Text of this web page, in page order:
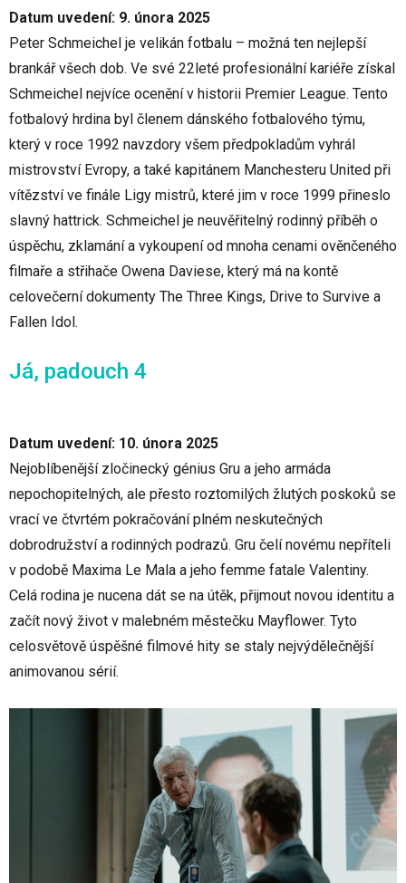
Datum uvedení: 9. února 2025
Peter Schmeichel je velikán fotbalu – možná ten nejlepší
brankář všech dob. Ve své 22leté profesionální kariéře získal
Schmeichel nejvíce ocenění v historii Premier League. Tento
fotbalový hrdina byl členem dánského fotbalového týmu,
který v roce 1992 navzdory všem předpokladům vyhrál
mistrovství Evropy, a také kapitánem Manchesteru United při
vítězství ve finále Ligy mistrů, které jim v roce 1999 přineslo
slavný hattrick. Schmeichel je neuvěřitelný rodinný příběh o
úspěchu, zklamání a vykoupení od mnoha cenami ověnčeného
filmaře a střihače Owena Daviese, který má na kontě
celovečerní dokumenty The Three Kings, Drive to Survive a
Fallen Idol.
Já, padouch 4
Datum uvedení: 10. února 2025
Nejoblíbenější zločinecký génius Gru a jeho armáda
nepochopitelných, ale přesto roztomilých žlutých poskoků se
vrací ve čtvrtém pokračování plném neskutečných
dobrodružství a rodinných podrazů. Gru čelí novému nepříteli
v podobě Maxima Le Mala a jeho femme fatale Valentiny.
Celá rodina je nucena dát se na útěk, přijmout novou identitu a
začít nový život v malebném městečku Mayflower. Tyto
celosvětově úspěšné filmové hity se staly nejvýdělečnější
animovanou sérií.